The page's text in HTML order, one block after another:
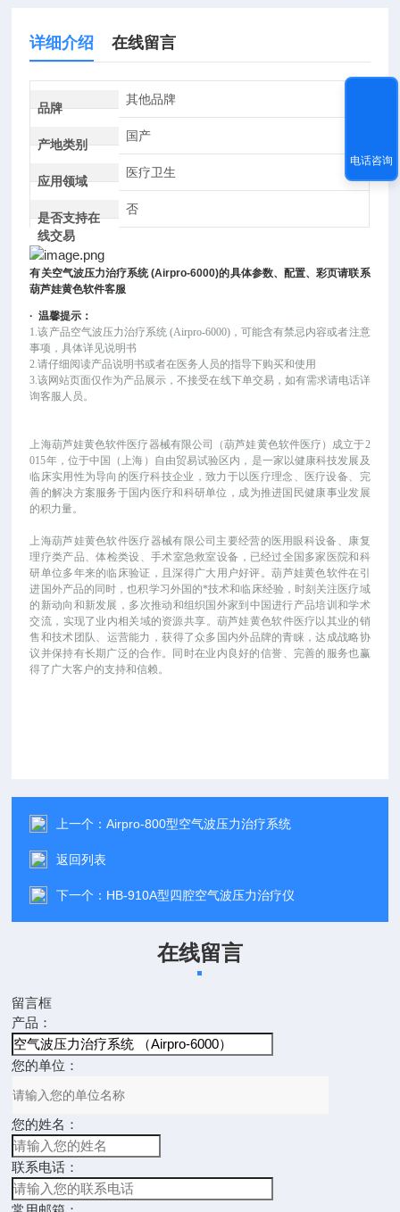
详细介绍 在线留言
品牌
其他品牌
产地类别
国产
应用领域
医疗卫生
是否支持在
线交易
否
有关空气波压力治疗系统(Airpro-6000)的具体参数、配置、彩页请联系
葫芦娃黄色软件客服
·温馨提示：
1.该产品空气波压力治疗系统 (Airpro-6000) ，可能含有禁忌内容或者注意
事项，具体详见说明书
2.请仔细阅读产品说明书或者在医务人员的指导下购买和使用
3.该网站页面仅作为产品展示，不接受在线下单交易，如有需求请电话详
询客服人员。
上海葫芦娃黄色软件医疗器械有限公司（葫芦娃黄色软件医疗）成立于2
015年，位于中国（上海）自由贸易试验区内，是一家以健康科技发展及
临床实用性为导向的医疗科技企业，致力于以医疗理念、医疗设备、完
善的解决方案服务于国内医疗和科研单位，成为推进国民健康事业发展
的积力量。
上海葫芦娃黄色软件医疗器械有限公司主要经营的医用眼科设备、康复
理疗类产品、体检类设、手术室急救室设备，已经过全国多家医院和科
研单位多年来的临床验证，且深得广大用户好评。葫芦娃黄色软件在引
进国外产品的同时，也积学习外国的*技术和临床经验，时刻关注医疗域
的新动向和新发展，多次推动和组织国外家到中国进行产品培训和学术
交流，实现了业内相关域的资源共享。葫芦娃黄色软件医疗以其业的销
售和技术团队、运营能力，获得了众多国内外品牌的青睐，达成战略协
议并保持有长期广泛的合作。同时在业内良好的信誉、完善的服务也赢
得了广大客户的支持和信赖。
上一个：Airpro-800型空气波压力治疗系统
返回列表
下一个： HB-910A型四腔空气波压力治疗仪
在线留言
留言框
产品：
您的单位：
您的姓名：
联系电话：
电话咨询